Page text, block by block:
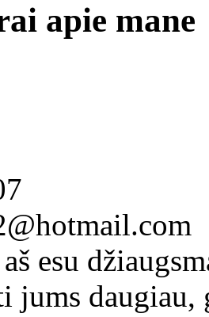
apie mane
esu
jums daugiau,